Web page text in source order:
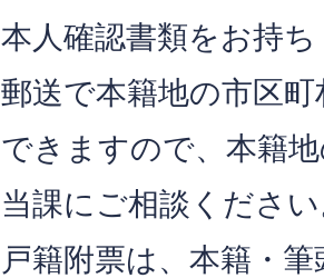
本人確認書類をお持
郵送で本籍地の市区
できますので、本籍
当課にご相談くださ
戸籍附票は、本籍・